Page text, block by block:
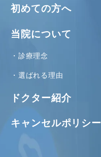
初めての方へ
当院について
診療理念
選ばれる理由
ドクター紹介
キャンセルポリシー